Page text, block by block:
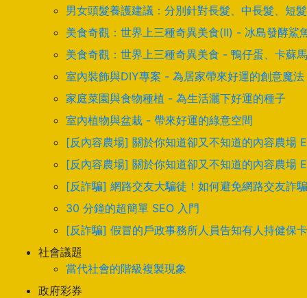
男女頭髮養護建議：分別針對長髮、中長髮、短
美食奇觀：世界上三種奇異美食(II) - 冰島發酵鯊
美食奇觀：世界上三種奇異美食 - 鴨仔蛋、卡蘇
室內裝飾與DIY專案 - 為居家帶來好運的創意魔法
家庭菜園與食物種植 - 為生活灑下好運的種子
室內植物與盆栽 - 帶來好運的綠意空間
[反內容農場] 關於你知道卻又不知道的內容農場
[反內容農場] 關於你知道卻又不知道的內容農場
[反詐騙] 網路交友大騙徒！如何避免網路交友詐
30 分鐘的超簡單 SEO 入門
[反詐騙] 假冒的戶政事務所人員告知有人持健保
社會議題
當代社會的階級複製現象
政府彩券